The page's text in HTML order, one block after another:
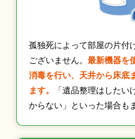
孤独死によって部屋の片付
ございません。 最新機器を
消毒を行い、天井から床底
ます。
「遺品整理はした
からない」といった場合も